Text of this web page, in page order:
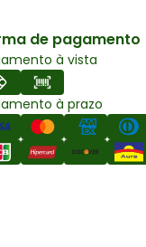
de pagamento
à vista
à prazo